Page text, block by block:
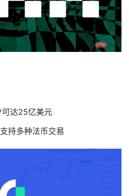
达25亿美元
持多种法币交易